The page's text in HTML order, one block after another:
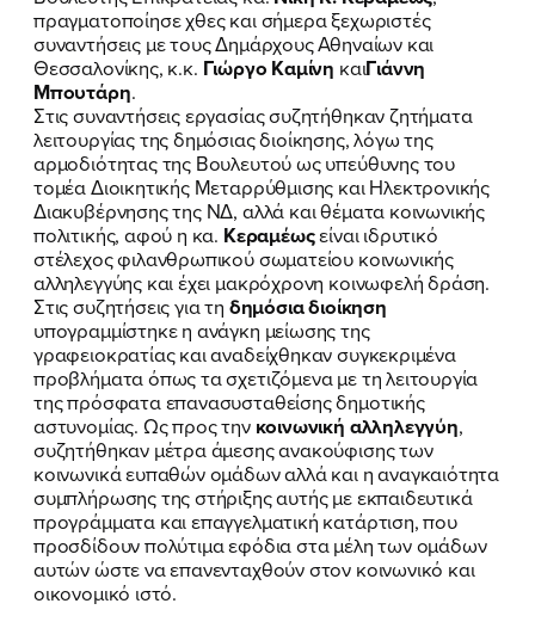
ΠΟΙΑ ΕΙΜΑΙ
ΕΡΓΟ
ΕΚΔΗΛΩΣΕΙΣ
ΝΕΑ
ΕΛΑ ΚΙ ΕΣΥ
FB IN
πραγματοποίησε χθες και σήμερα ξεχωριστές
συναντήσεις με τους Δημάρχους Αθηναίων και
Θεσσαλονίκης, κ.κ. Γιώργο Καμίνη καιΓιάννη
Μπουτάρη.
Στις συναντήσεις εργασίας συζητήθηκαν ζητήματα
λειτουργίας της δημόσιας διοίκησης, λόγω της
αρμοδιότητας της Βουλευτού ως υπεύθυνης του
τομέα Διοικητικής Μεταρρύθμισης και Ηλεκτρονικής
Διακυβέρνησης της ΝΔ, αλλά και θέματα κοινωνικής
πολιτικής, αφού η κα. Κεραμέωςείναι ιδρυτικό
στέλεχος φιλανθρωπικού σωματείου κοινωνικής
αλληλεγγύης και έχει μακρόχρονη κοινωφελή δράση.
Στις συζητήσεις για τη δημόσια διοίκηση
υπογραμμίστηκε η ανάγκη μείωσης της
γραφειοκρατίας και αναδείχθηκαν συγκεκριμένα
προβλήματα όπως τα σχετιζόμενα με τη λειτουργία
της πρόσφατα επανασυσταθείσης δημοτικής
αστυνομίας. Ως προς την κοινωνική αλληλεγγύη,
συζητήθηκαν μέτρα άμεσης ανακούφισης των
κοινωνικά ευπαθών ομάδων αλλά και η αναγκαιότητα
συμπλήρωσης της στήριξης αυτής με εκπαιδευτικά
προγράμματα και επαγγελματική κατάρτιση, που
προσδίδουν πολύτιμα εφόδια στα μέλη των ομάδων
αυτών ώστε να επανενταχθούν στον κοινωνικό και
οικονομικό ιστό.
ΥΠΟΒΟΛΗ
ΥΠΟΒΟΛΗ